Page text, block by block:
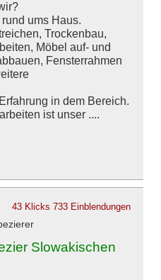
ums Haus.
Trockenbau,
Möbel auf- und
Fensterrahmen
in dem Bereich.
ist unser ....
43 Klicks 733 Einblendungen
Slowakischen